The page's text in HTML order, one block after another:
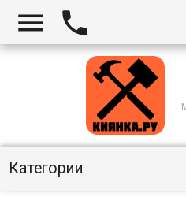
 
Категории